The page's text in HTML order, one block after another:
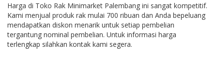
Harga di Toko Rak Minimarket Palembang ini sangat kompetitif.
Kami menjual produk rak mulai 700 ribuan dan Anda bepeluang
mendapatkan diskon menarik untuk setiap pembelian
tergantung nominal pembelian. Untuk informasi harga
terlengkap silahkan kontak kami segera.